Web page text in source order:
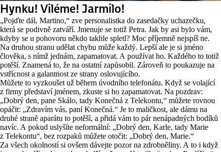
Hynku! Viléme! Jarmilo!
„Pojďte dál, Martino,“ zve personalistka do zasedačky uchazečku,
která se podivně zatváří. Jmenuje se totiž Petra. Jak by asi bylo vám,
kdyby se u pohovoru někdo takhle spletl? Moc příjemně nejspíš ne.
Na druhou stranu udělat chybu může každý. Lepší ale je si jméno
člověka, s nímž jednám, zapamatovat. A používat ho. Každého to totiž
potěší. Znamená to, že na ostatní zapůsobil. Zároveň to poukazuje na
vstřícnost a galantnost ze strany oslovujícího.
Můžete to vyzkoušet už během úvodního telefonátu. Když se volající
z firmy představí jménem, zkuste si ho zapamatovat. Na pozdrav:
„Dobrý den, pane Skálo, tady Konečná z Telekontu,“ můžete rovnou
opáčit: „Zdravím vás, paní Konečná.“ Je to maličkost, ale dámu na
druhé straně aparátu to potěší, a přidá vám to pár nenápadných bodíků
navíc. A pokud uslyšíte neformální: „Dobrý den, Karle, tady Marie
z Telekontu“, bez rozpaků můžete otočit: „Dobrý den, Marie.“
Za všech okolností si ovšem dávejte pozor na zdrobněliny. A to i když